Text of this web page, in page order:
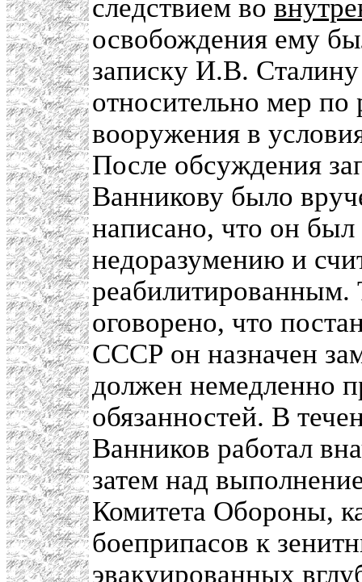
следствием во
освобождения ему
записку И.В.
относительно мер по
вооружения в
После обсуждения
Ванникову было
написано, что он был
недоразумению и
реабилитированным.
оговорено, что
СССР он назначен
должен немедленно
обязанностей. В
Ванников работал
затем над
Комитета Обороны,
боеприпасов к
эвакуированных